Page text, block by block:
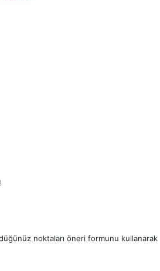
noktaları öneri formunu kullanarak